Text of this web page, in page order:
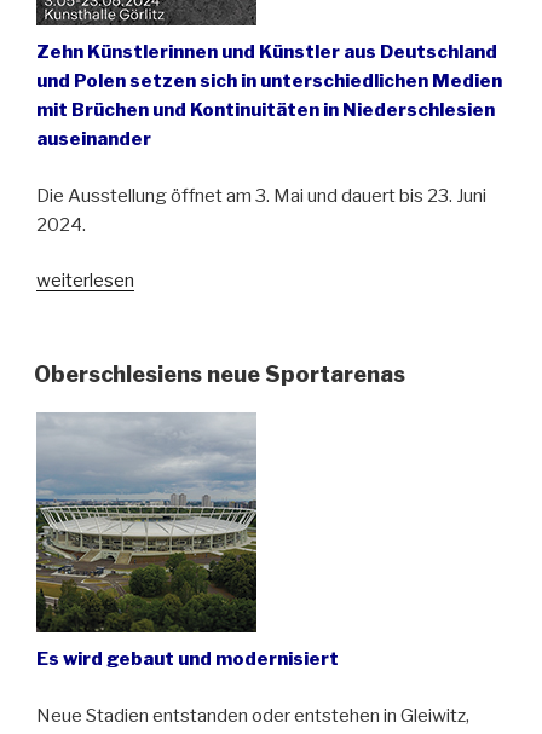
Zehn Künstlerinnen und Künstler aus Deutschland
und Polen setzen sich in unterschiedlichen Medien
mit Brüchen und Kontinuitäten in Niederschlesien
auseinander
Die Ausstellung öffnet am 3. Mai und dauert bis 23. Juni
2024.
„IMMER
NADAL
Görlitz“
weiterlesen
Oberschlesiens neue Sportarenas
Es wird gebaut und modernisiert
Neue Stadien entstanden oder entstehen in Gleiwitz,